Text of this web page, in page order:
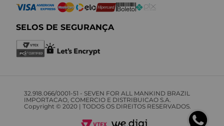
SELOS DE SEGURANÇA
32.918.066/0001-51 - SEVEN FOR ALL MANKIND BRAZIL
IMPORTACAO, COMERCIO E DISTRIBUICAO S.A.
Copyright © 2020 | TODOS OS DIREITOS RESERVADOS.